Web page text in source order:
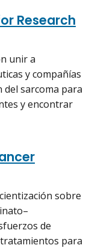
Research
unir a
y compañías
sarcoma para
y encontrar
sobre
de
para